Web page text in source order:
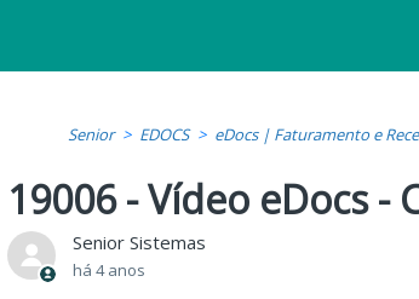
Senior EDOCS eDocs | Faturamento e
19006 - Vídeo eDocs
Senior Sistemas
há 4 anos